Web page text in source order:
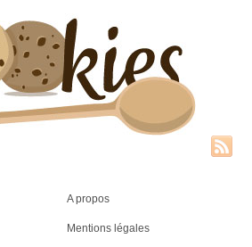
A propos
Mentions légales